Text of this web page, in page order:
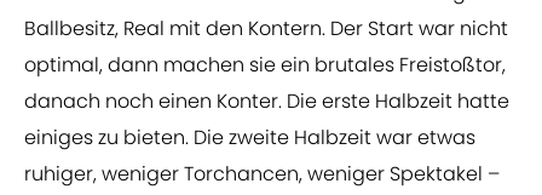
Ballbesitz, Real mit den Kontern. Der Start war nicht
optimal, dann machen sie ein brutales Freistoßtor,
danach noch einen Konter. Die erste Halbzeit hatte
einiges zu bieten. Die zweite Halbzeit war etwas
ruhiger, weniger Torchancen, weniger Spektakel –